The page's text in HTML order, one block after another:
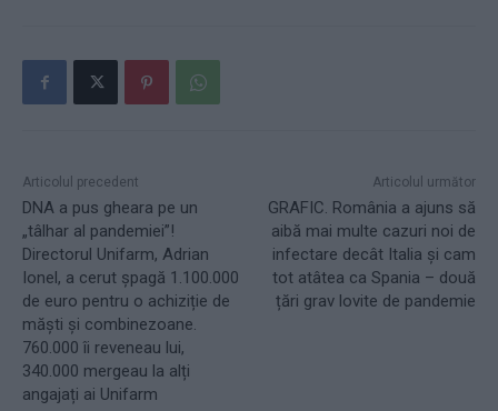
Articolul precedent
DNA a pus gheara pe un
„tâlhar al pandemiei”!
Directorul Unifarm, Adrian
Ionel, a cerut șpagă 1.100.000
de euro pentru o achiziție de
măști și combinezoane.
760.000 îi reveneau lui,
340.000 mergeau la alți
angajați ai Unifarm
Articolul următor
GRAFIC. România a ajuns să
aibă mai multe cazuri noi de
infectare decât Italia și cam
tot atâtea ca Spania – două
țări grav lovite de pandemie